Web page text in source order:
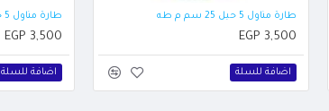
طارة مناول 5 حبل 25 سم م طه
EGP 3,500
اضافة للسلة
طارة مناول 5 حبل 20 سم
EGP 3,500
اضافة للسلة